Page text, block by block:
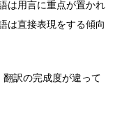
は用言に重点が置かれ
は直接表現をする傾向
訳の完成度が違って